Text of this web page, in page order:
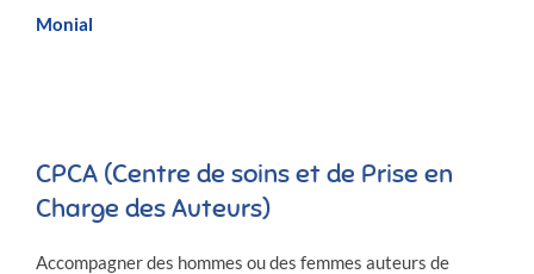
Monial
CPCA (Centre de soins et de Prise en
Charge des Auteurs)
Accompagner des hommes ou des femmes auteurs de